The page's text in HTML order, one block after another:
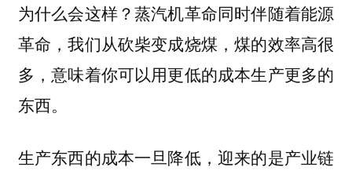
为什么会这样？蒸汽机革命同时伴随着能源
革命，我们从砍柴变成烧煤，煤的效率高很
多，意味着你可以用更低的成本生产更多的
东西。
生产东西的成本一旦降低，迎来的是产业链